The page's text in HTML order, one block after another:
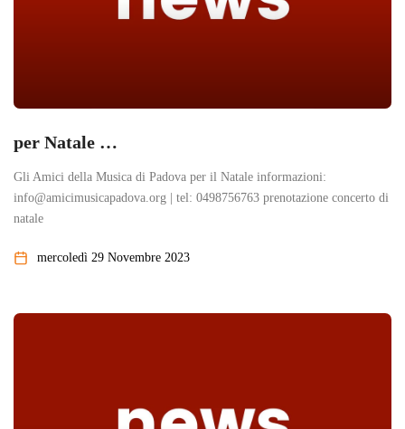
per Natale …
Gli Amici della Musica di Padova per il Natale informazioni:
info@amicimusicapadova.org | tel: 0498756763 prenotazione concerto di
natale
mercoledì 29 Novembre 2023